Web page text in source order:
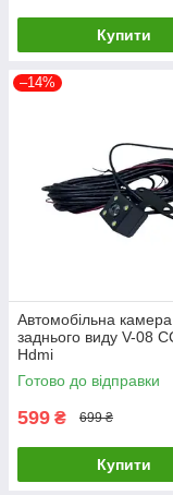
Купити
–14%
Автомобільна камера
заднього виду V-08
Hdmi
Готово до відправки
599 ₴ 699 ₴
Купити